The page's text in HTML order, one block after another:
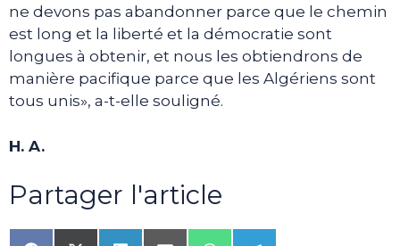
ne devons pas abandonner parce que le chemin
est long et la liberté et la démocratie sont
longues à obtenir, et nous les obtiendrons de
manière pacifique parce que les Algériens sont
tous unis», a-t-elle souligné.
H. A.
Partager l'article